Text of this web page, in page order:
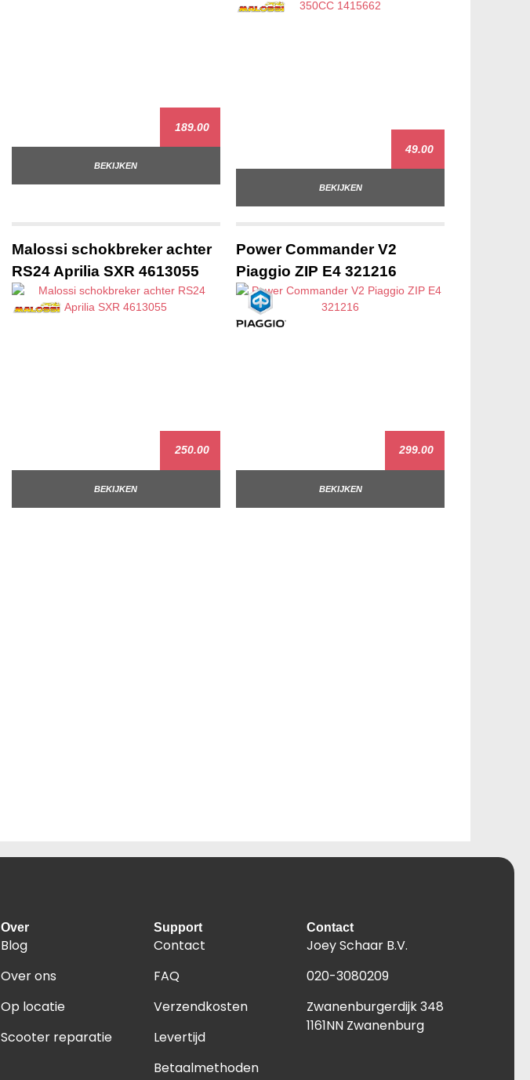
189.00
BEKIJKEN
49.00
BEKIJKEN
Malossi schokbreker achter
RS24 Aprilia SXR 4613055
250.00
BEKIJKEN
Power Commander V2
Piaggio ZIP E4 321216
299.00
BEKIJKEN
Over
Blog
Over ons
Op locatie
Scooter reparatie
Support
Contact
FAQ
Verzendkosten
Levertijd
Betaalmethoden
Contact
Joey Schaar B.V.
020-3080209
Zwanenburgerdijk 348
1161NN Zwanenburg